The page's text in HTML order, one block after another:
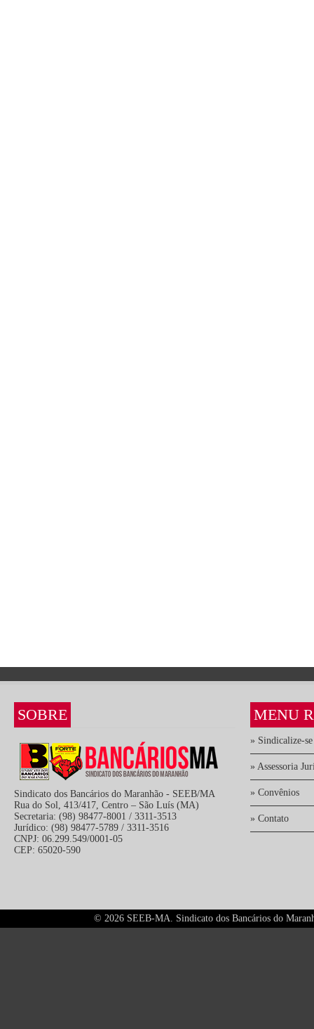
SOBRE
Sindicato dos Bancários do Maranhão - SEEB/MA
Rua do Sol, 413/417, Centro – São Luís (MA)
Secretaria: (98) 98477-8001 / 3311-3513
Jurídico: (98) 98477-5789 / 3311-3516
CNPJ: 06.299.549/0001-05
CEP: 65020-590
MENU
» Sindicalize-se
» Assessoria
» Convênios
» Contato
© 2026 SEEB-MA. Sindicato dos Bancários do